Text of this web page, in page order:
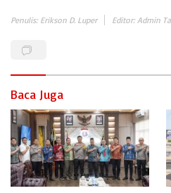
Penulis: Erikson D. Luper Editor: Admin
Baca Juga